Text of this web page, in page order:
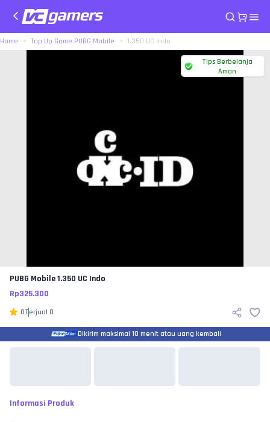
Home Top Up Game PUBG Mobile 1.350 UC Indo
Tips Berbelanja
Aman
PUBG Mobile1.350 UC Indo
Rp325.300
0Terjual 0
Dikirim maksimal 10 menit atau uang kembali
Informasi Produk